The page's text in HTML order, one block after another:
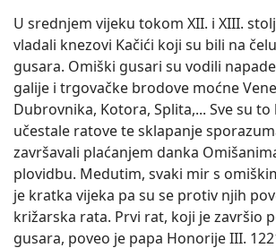
U srednjem vijeku tokom XII. i XIII.
vladali knezovi Kačići koji su bili na
gusara. Omiški gusari su vodili
galije i trgovačke brodove moćne
Dubrovnika, Kotora, Splita,... Sve su
učestale ratove te sklapanje
završavali plaćanjem danka
plovidbu. Medutim, svaki mir s
je kratka vijeka pa su se protiv njih
križarska rata. Prvi rat, koji je završio
gusara, poveo je papa Honorije III.